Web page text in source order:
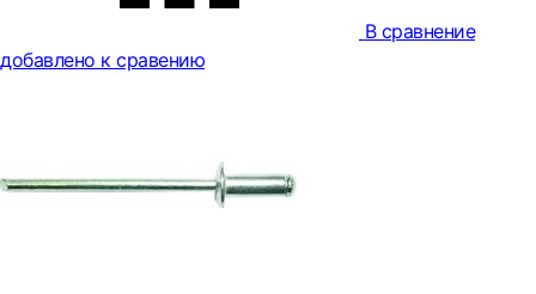
В сравнение
добавлено к сравению